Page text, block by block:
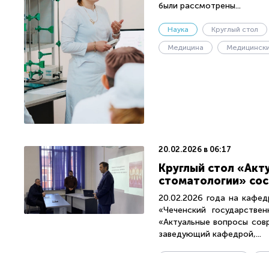
были рассмотрены...
Наука Круглый стол
Медицина
20.02.2026 в 06:17
Круглый стол
стоматологии»
20.02.2026 года на
«Чеченский
«Актуальные вопросы
заведующий кафедрой,...